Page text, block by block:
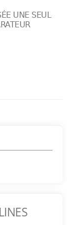
UNE SEUL